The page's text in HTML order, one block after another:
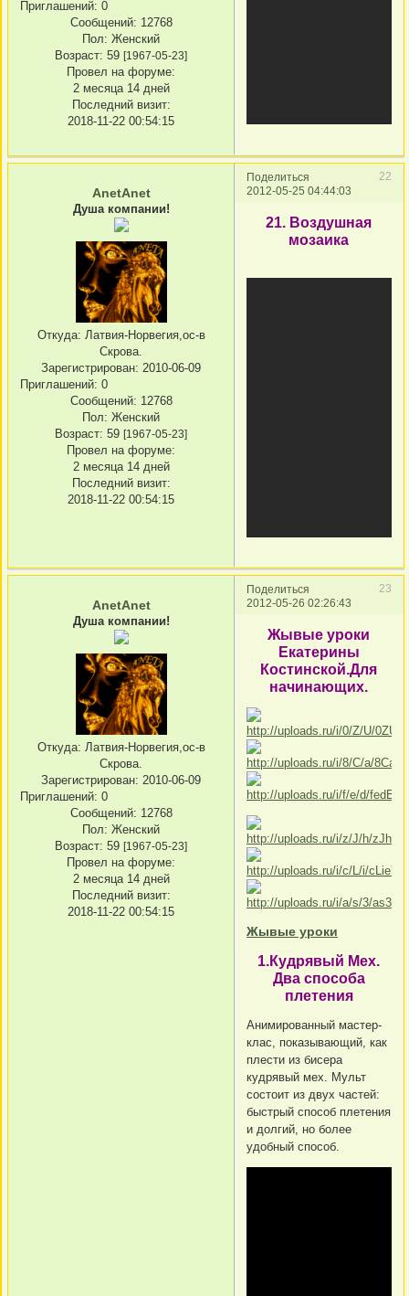
Приглашений: 0
Сообщений: 12768
Пол: Женский
Возраст: 59 [1967-05-23]
Провел на форуме:
2 месяца 14 дней
Последний визит:
2018-11-22 00:54:15
Поделиться
22
2012-05-25 04:44:03
AnetAnet
Душа компании!
Откуда: Латвия-Норвегия,ос-в
Скрова.
Зарегистрирован: 2010-06-09
Приглашений: 0
Сообщений: 12768
Пол: Женский
Возраст: 59 [1967-05-23]
Провел на форуме:
2 месяца 14 дней
Последний визит:
2018-11-22 00:54:15
21. Воздушная
мозаика
Поделиться
23
2012-05-26 02:26:43
AnetAnet
Душа компании!
Откуда: Латвия-Норвегия,ос-в
Скрова.
Зарегистрирован: 2010-06-09
Приглашений: 0
Сообщений: 12768
Пол: Женский
Возраст: 59 [1967-05-23]
Провел на форуме:
2 месяца 14 дней
Последний визит:
2018-11-22 00:54:15
Жывые уроки
Екатерины
Костинской.Для
начинающих.
Жывые уроки
1.Кудрявый Мех.
Два способа
плетения
Анимированный мастер-
клас, показывающий, как
плести из бисера
кудрявый мех. Мульт
состоит из двух частей:
быстрый способ плетения
и долгий, но более
удобный способ.